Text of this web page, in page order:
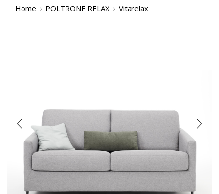
Home POLTRONE RELAX Vitarelax